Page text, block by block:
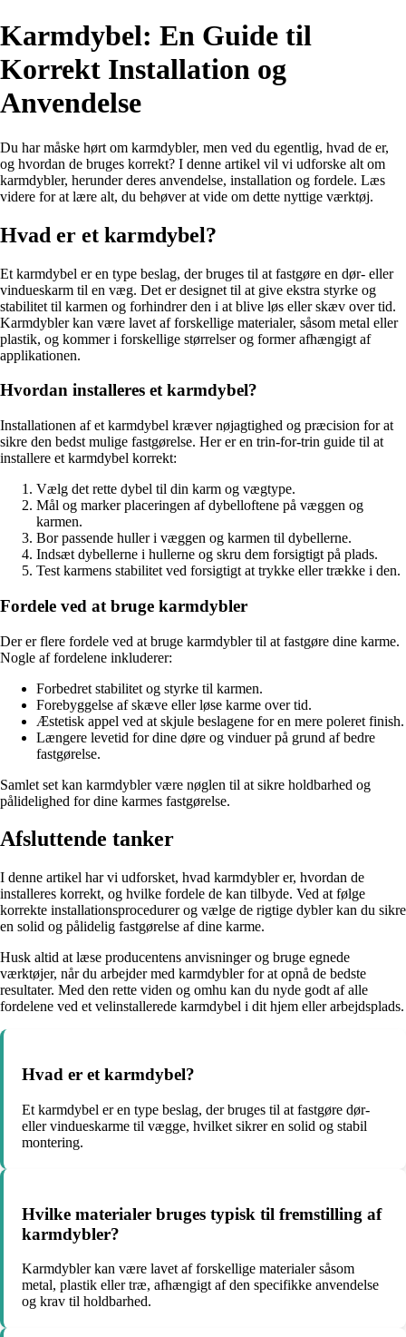
Karmdybel: En Guide til
Korrekt Installation og
Anvendelse
Du har måske hørt om karmdybler, men ved du egentlig, hvad de er,
og hvordan de bruges korrekt? I denne artikel vil vi udforske alt om
karmdybler, herunder deres anvendelse, installation og fordele. Læs
videre for at lære alt, du behøver at vide om dette nyttige værktøj.
Hvad er et karmdybel?
Et karmdybel er en type beslag, der bruges til at fastgøre en dør- eller
vindueskarm til en væg. Det er designet til at give ekstra styrke og
stabilitet til karmen og forhindrer den i at blive løs eller skæv over tid.
Karmdybler kan være lavet af forskellige materialer, såsom metal eller
plastik, og kommer i forskellige størrelser og former afhængigt af
applikationen.
Hvordan installeres et karmdybel?
Installationen af et karmdybel kræver nøjagtighed og præcision for at
sikre den bedst mulige fastgørelse. Her er en trin-for-trin guide til at
installere et karmdybel korrekt:
Vælg det rette dybel til din karm og vægtype.
Mål og marker placeringen af dybelloftene på væggen og
karmen.
Bor passende huller i væggen og karmen til dybellerne.
Indsæt dybellerne i hullerne og skru dem forsigtigt på plads.
Test karmens stabilitet ved forsigtigt at trykke eller trække i den.
Fordele ved at bruge karmdybler
Der er flere fordele ved at bruge karmdybler til at fastgøre dine karme.
Nogle af fordelene inkluderer:
Forbedret stabilitet og styrke til karmen.
Forebyggelse af skæve eller løse karme over tid.
Æstetisk appel ved at skjule beslagene for en mere poleret finish.
Længere levetid for dine døre og vinduer på grund af bedre
fastgørelse.
Samlet set kan karmdybler være nøglen til at sikre holdbarhed og
pålidelighed for dine karmes fastgørelse.
Afsluttende tanker
I denne artikel har vi udforsket, hvad karmdybler er, hvordan de
installeres korrekt, og hvilke fordele de kan tilbyde. Ved at følge
korrekte installationsprocedurer og vælge de rigtige dybler kan du sikre
en solid og pålidelig fastgørelse af dine karme.
Husk altid at læse producentens anvisninger og bruge egnede
værktøjer, når du arbejder med karmdybler for at opnå de bedste
resultater. Med den rette viden og omhu kan du nyde godt af alle
fordelene ved et velinstallerede karmdybel i dit hjem eller arbejdsplads.
Hvad er et karmdybel?
Et karmdybel er en type beslag, der bruges til at fastgøre dør-
eller vindueskarme til vægge, hvilket sikrer en solid og stabil
montering.
Hvilke materialer bruges typisk til fremstilling af
karmdybler?
Karmdybler kan være lavet af forskellige materialer såsom
metal, plastik eller træ, afhængigt af den specifikke anvendelse
og krav til holdbarhed.